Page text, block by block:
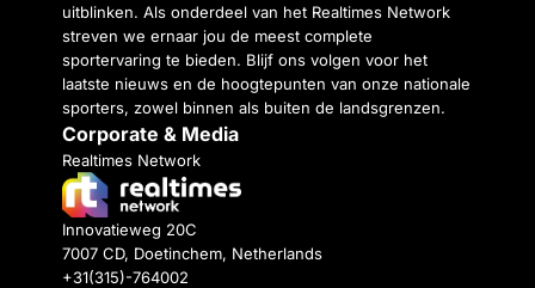
uitblinken. Als onderdeel van het Realtimes Network
streven we ernaar jou de meest complete
sportervaring te bieden. Blijf ons volgen voor het
laatste nieuws en de hoogtepunten van onze nationale
sporters, zowel binnen als buiten de landsgrenzen.
Corporate & Media
Realtimes Network
Innovatieweg 20C
7007 CD, Doetinchem, Netherlands
+31(315)-764002